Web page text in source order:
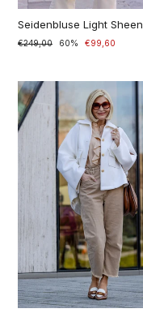
Seidenbluse Light Sheen
Prezzo
€249,00
Prezzo
60% €99,60